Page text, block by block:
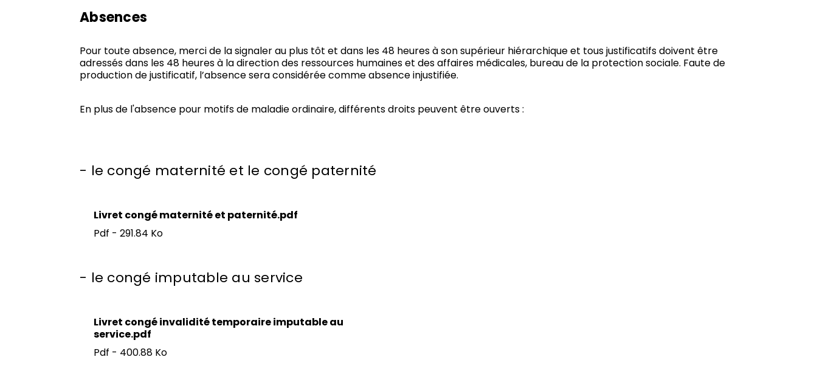
Absences
Pour toute absence, merci de la signaler au plus tôt et dans les 48 heures à son supérieur hiérarchique et tous justificatifs doivent être
adressés dans les 48 heures à la direction des ressources humaines et des affaires médicales, bureau de la protection sociale. Faute de
production de justificatif, l’absence sera considérée comme absence injustifiée.
En plus de l'absence pour motifs de maladie ordinaire, différents droits peuvent être ouverts :
- le congé maternité et le congé paternité
Livret congé maternité et paternité.pdf
Pdf - 291.84 Ko
- le congé imputable au service
Livret congé invalidité temporaire imputable au
service.pdf
Pdf - 400.88 Ko